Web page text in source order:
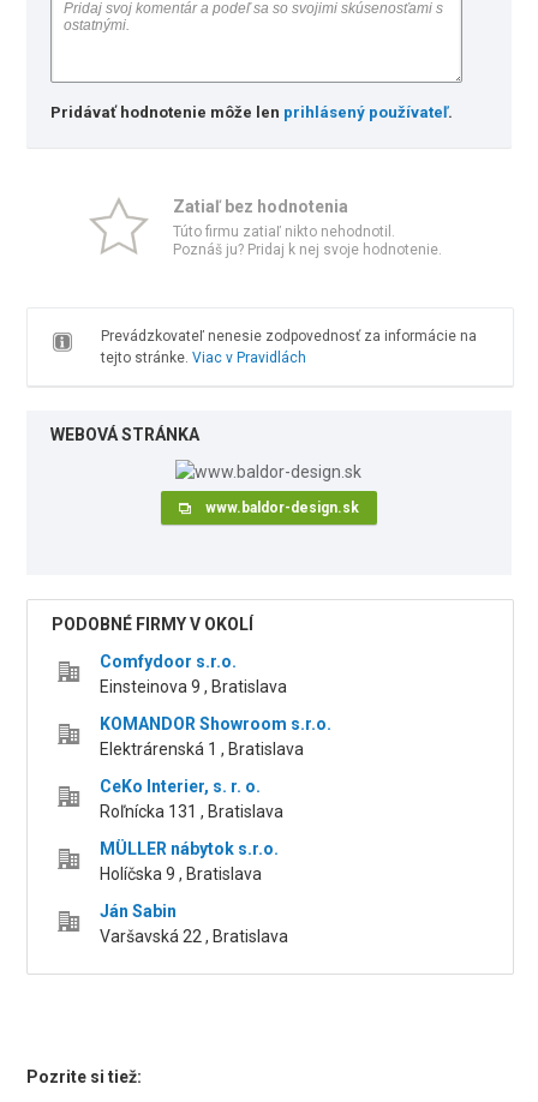
Pridávať hodnotenie môže len prihlásený používateľ.
Zatiaľ bez hodnotenia
Túto firmu zatiaľ nikto nehodnotil.
Poznáš ju? Pridaj k nej svoje hodnotenie.
Prevádzkovateľ nenesie zodpovednosť za informácie na
tejto stránke. Viac v Pravidlách
WEBOVÁ STRÁNKA
www.baldor-design.sk
PODOBNÉ FIRMY V OKOLÍ
Comfydoor s.r.o.
Einsteinova 9 , Bratislava
KOMANDOR Showroom s.r.o.
Elektrárenská 1 , Bratislava
CeKo Interier, s. r. o.
Roľnícka 131 , Bratislava
MÜLLER nábytok s.r.o.
Holíčska 9 , Bratislava
Ján Sabin
Varšavská 22 , Bratislava
Pozrite si tiež: